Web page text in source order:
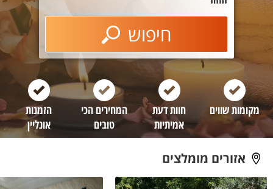
חיפוש
מקומות שווים
חוות דעת
אמיתיות
המחירים הכי
טובים
הזמנות
אונליין
אזורים מומלצים